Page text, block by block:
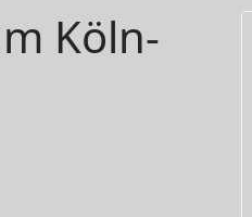
Köln-